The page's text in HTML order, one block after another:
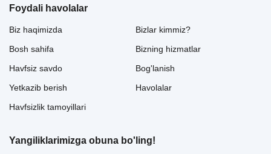
Foydali havolalar
Biz haqimizda
Bosh sahifa
Havfsiz savdo
Yetkazib berish
Havfsizlik tamoyillari
Bizlar kimmiz?
Bizning hizmatlar
Bog'lanish
Havolalar
Yangiliklarimizga obuna bo'ling!